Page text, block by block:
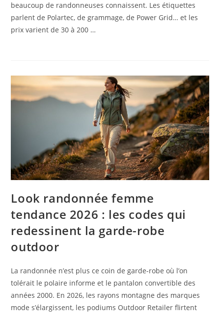
beaucoup de randonneuses connaissent. Les étiquettes
parlent de Polartec, de grammage, de Power Grid… et les
prix varient de 30 à 200 …
Look randonnée femme
tendance 2026 : les codes qui
redessinent la garde-robe
outdoor
La randonnée n’est plus ce coin de garde-robe où l’on
tolérait le polaire informe et le pantalon convertible des
années 2000. En 2026, les rayons montagne des marques
mode s’élargissent, les podiums Outdoor Retailer flirtent